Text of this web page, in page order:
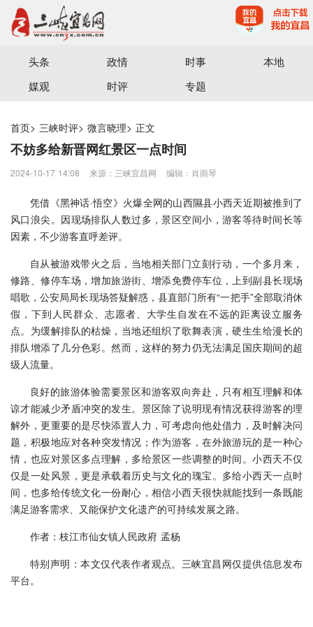
宜昌三峡融媒体中心主办
头条 政情 时事
本地
媒观
时评 专题
首页> 三峡时评> 微言晓理> 正文
不妨多给新晋网红景区一点时间
2024-10-17 14:08 来源：三峡宜昌网 编辑：肖雨琴
凭借《黑神话·悟空》火爆全网的山西隰县小西天近期被推到了
风口浪尖。因现场排队人数过多，景区空间小，游客等待时间长等
因素，不少游客直呼差评。
自从被游戏带火之后，当地相关部门立刻行动，一个多月来，
修路、修停车场，增加旅游街、增添免费停车位，上到副县长现场
唱歌，公安局局长现场答疑解惑，县直部门所有“一把手”全部取消休
假，下到人民群众、志愿者、大学生自发在不远的距离设立服务
点。为缓解排队的枯燥，当地还组织了歌舞表演，硬生生给漫长的
排队增添了几分色彩。然而，这样的努力仍无法满足国庆期间的超
级人流量。
良好的旅游体验需要景区和游客双向奔赴，只有相互理解和体
谅才能减少矛盾冲突的发生。景区除了说明现有情况获得游客的理
解外，更重要的是尽快添置人力，可考虑向他处借力，及时解决问
题，积极地应对各种突发情况；作为游客，在外旅游玩的是一种心
情，也应对景区多点理解，多给景区一些调整的时间。小西天不仅
仅是一处风景，更是承载着历史与文化的瑰宝。多给小西天一点时
间，也多给传统文化一份耐心，相信小西天很快就能找到一条既能
满足游客需求、又能保护文化遗产的可持续发展之路。
作者：枝江市仙女镇人民政府 孟杨
特别声明：本文仅代表作者观点。三峡宜昌网仅提供信息发布
平台。